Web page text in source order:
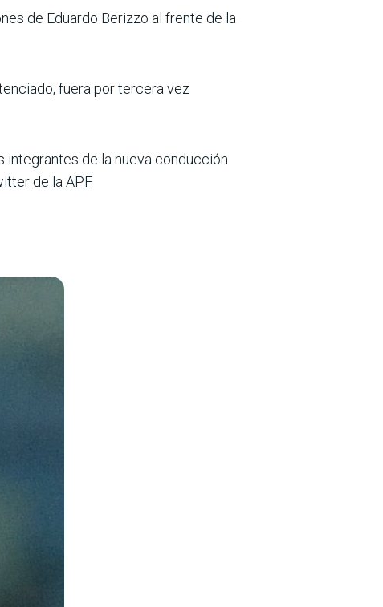
de Eduardo Berizzo al frente de la
fuera por tercera vez
integrantes de la nueva conducción
de la APF.